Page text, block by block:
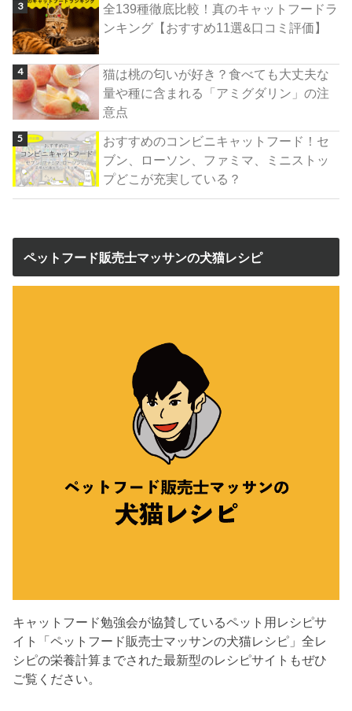
全139種徹底比較！真のキャットフードラ
ンキング【おすすめ11選&口コミ評価】
猫は桃の匂いが好き？食べても大丈夫な
量や種に含まれる「アミグダリン」の注
意点
おすすめのコンビニキャットフード！セ
ブン、ローソン、ファミマ、ミニストッ
プどこが充実している？
ペットフード販売士マッサンの犬猫レシピ
キャットフード勉強会が協賛しているペット用レシピサ
イト「ペットフード販売士マッサンの犬猫レシピ」全レ
シピの栄養計算までされた最新型のレシピサイトもぜひ
ご覧ください。